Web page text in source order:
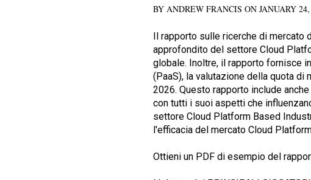
BY ANDREW FRANCIS ON JANUARY 24,
Il rapporto sulle ricerche di mercato
approfondito del settore Cloud
globale. Inoltre, il rapporto fornisce
(PaaS), la valutazione della quota
2026. Questo rapporto include
con tutti i suoi aspetti che
settore Cloud Platform Based
l'efficacia del mercato Cloud
Ottieni un PDF di esempio del